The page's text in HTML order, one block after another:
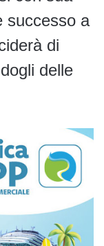
successo a
di
delle